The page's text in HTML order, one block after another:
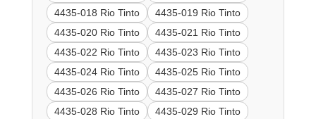
4435-018 Rio Tinto
4435-019 Rio Tinto
4435-020 Rio Tinto
4435-021 Rio Tinto
4435-022 Rio Tinto
4435-023 Rio Tinto
4435-024 Rio Tinto
4435-025 Rio Tinto
4435-026 Rio Tinto
4435-027 Rio Tinto
4435-028 Rio Tinto
4435-029 Rio Tinto